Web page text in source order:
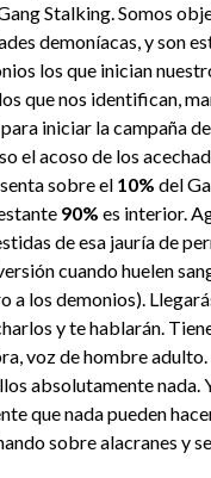
Stalking. Somos
demoníacas, y son
los que inician
que nos identifican,
iniciar la campaña
el acoso de los
sobre el 10% del
90% es interior.
de esa jauría de
cuando huelen
a los demonios).
y te hablarán.
voz de hombre
absolutamente nada.
que nada pueden
sobre alacranes y